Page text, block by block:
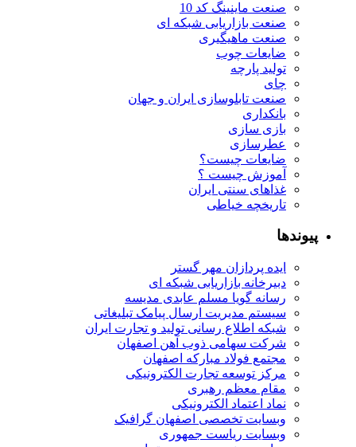
صنعت ماینینگ کد 10
صنعت بازاریابی شبکه ای
صنعت ماهیگیری
ضایعات چوب
تولید پارچه
چای
صنعت تابلوسازی ایران و جهان
بانکداری
بازی سازی
عطرسازی
ضایعات چیست؟
آموزش چیست ؟
غذاهای سنتی ایران
تاریخچه خیاطی
پیوندها
ایده پردازان مهر گستر
دبیرخانه بازاریابی شبکه ای
رسانه گویا مسلم عابدی مدیسه
سیستم مدیریت ارسال پیامک تبلیغاتی
شبکه اطلاع رسانی تولید و تجارت ایران
شرکت سهامی ذوب آهن اصفهان
مجتمع فولاد مبارکه اصفهان
مرکز توسعه تجارت الکترونیکی
مقام معظم رهبری
نماد اعتماد الکترونیکی
وبسایت تخصصی اصفهان گرافیک
وبسایت ریاست جمهوری